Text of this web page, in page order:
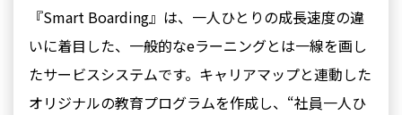
『Smart Boarding』は、⼀⼈ひとりの成⻑速度の違
いに着⽬した、⼀般的なeラーニングとは⼀線を画し
たサービスシステムです。キャリアマップと連動した
オリジナルの教育プログラムを作成し、“社員⼀⼈ひ